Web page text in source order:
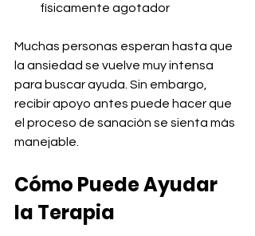
físicamente agotador
Muchas personas esperan hasta que
la ansiedad se vuelve muy intensa
para buscar ayuda. Sin embargo,
recibir apoyo antes puede hacer que
el proceso de sanación se sienta más
manejable.
Cómo Puede Ayudar
la Terapia